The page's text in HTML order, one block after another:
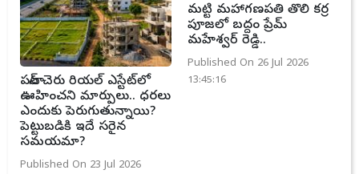
పటాన్ చెరు రియల్ ఎస్టేట్‌లో
ఊహించని మార్పులు.. ధరలు
ఎందుకు పెరుగుతున్నాయి?
పెట్టుబడికి ఇదే సరైన
సమయమా?
Published On 23 Jul 2026
మట్టి మహాగణపతి తొలి కర్ర
పూజలో బద్దం ప్రేమ్
మహేశ్వర్ రెడ్డి..
Published On 26 Jul 2026
13:45:16